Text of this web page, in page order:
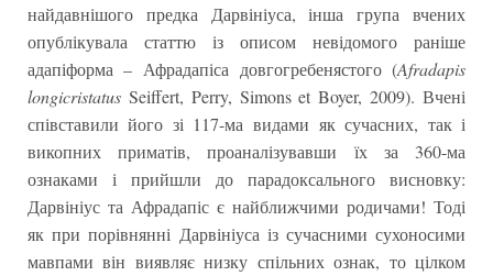
найдавнішого предка Дарвініуса, інша група вчених
опублікувала статтю із описом невідомого раніше
адапіформа – Афрадапіса довгогребенястого (Afradapis
longicristatusSeiffert, Perry, Simons et Boyer, 2009). Вчені
співставили його зі 117-ма видами як сучасних, так і
викопних приматів, проаналізувавши їх за 360-ма
ознаками і прийшли до парадоксального висновку:
Дарвініус та Афрадапіс є найближчими родичами! Тоді
як при порівнянні Дарвініуса із сучасними сухоносими
мавпами він виявляє низку спільних ознак, то цілком